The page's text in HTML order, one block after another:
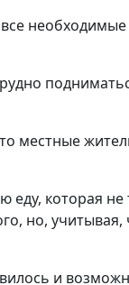
местные
которая
но,
и